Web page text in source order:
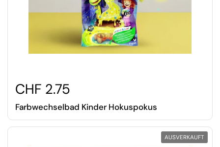
CHF 2.75
Farbwechselbad Kinder Hokuspokus
AUSVERKAUFT